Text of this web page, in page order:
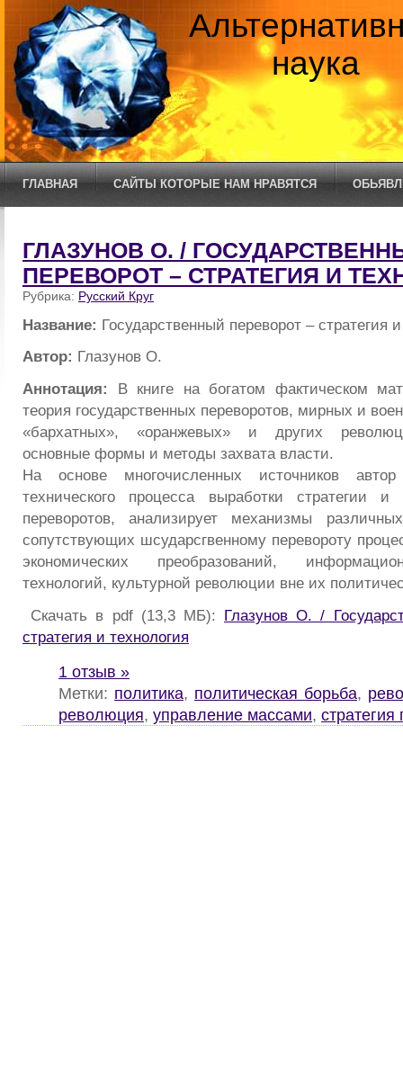
наука
ГЛАВНАЯ САЙТЫ КОТОРЫЕ НАМ НРАВЯТСЯ
ГЛАЗУНОВ О. /
ПЕРЕВОРОТ – СТРАТЕГИЯ И
Рубрика: Русский Круг
Название: Государственный переворот – стратегия
Автор: Глазунов О.
Аннотация: В книге на богатом фактическом
теория государственных переворотов, мирных и
«бархатных», «оранжевых» и других
основные формы и методы захвата власти.
На основе многочисленных источников
технического процесса выработки стратегии и
переворотов, анализирует механизмы
сопутствующих шсударсгвенному перевороту
экономических преобразований,
технологий, культурной революции вне их
Скачать в pdf (13,3 МБ): Глазунов О. /
стратегия и технология
1 отзыв »
Метки: политика, политическая борьба,
революция, управление массами,